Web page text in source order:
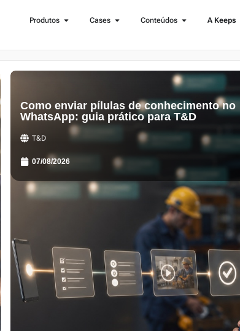
Produtos Cases Conteúdos A Keeps
Como enviar pílulas de conhecimento no
WhatsApp: guia prático para T&D
T&D
07/08/2026